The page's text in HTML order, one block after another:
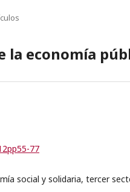
la economía
77
social y solidaria, tercer